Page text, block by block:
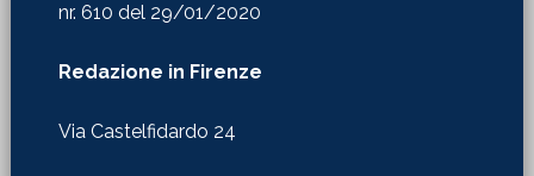
nr. 610 del 29/01/2020
Redazione in Firenze
Via Castelfidardo 24